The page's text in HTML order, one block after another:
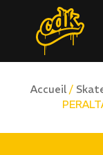
Accueil /